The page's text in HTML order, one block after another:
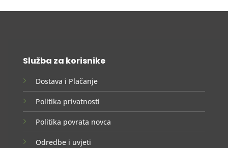
Služba za korisnike
Dostava i Plačanje
Politika privatnosti
Politika povrata novca
Odredbe i uvjeti